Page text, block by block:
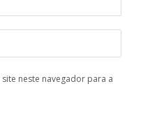
neste navegador para a